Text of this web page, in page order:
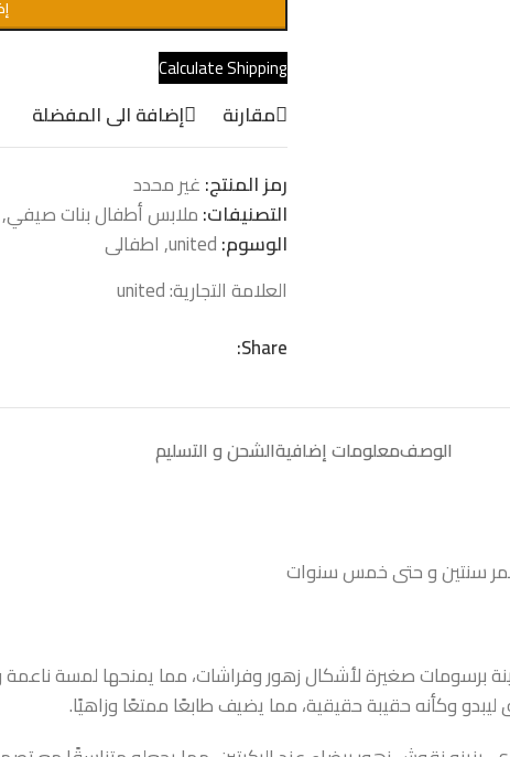
Calculate Shipping
مقارنة
إضافة الى المفضلة
رمز المنتج:غير محدد
التصنيفات:ملابس أطفال بنات صيفي,
الوسوم:united
,اطفالى
العلامة التجارية:united
Share:
الوصفمعلومات إضافيةالشحن و التسليم
عمر سنتين و حتى خمس سنوات
برسومات صغيرة لأشكال زهور وفراشات، مما يمنحها لمسة
وكأنه حقيبة حقيقية، مما يضيف طابعًا ممتعًا وزاهيًا.